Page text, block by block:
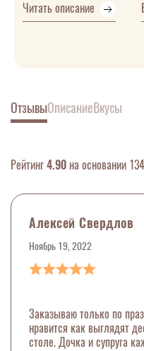
Читать описание
ОтзывыОписаниеВкусы
Рейтинг4.90 на основании
Алексей Свердлов
Ноябрь 19, 2022
Заказываю только по
нравится как выглядят
столе. Дочка и супруга